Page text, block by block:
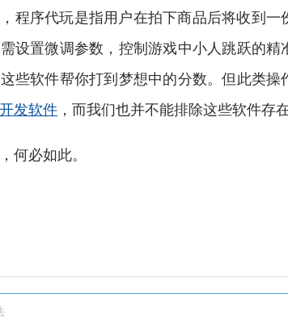
序代玩是指用户在拍下商品后将收到一
设置微调参数，控制游戏中小人跳跃的
些软件帮你打到梦想中的分数。但此类
开发软件 ，而我们也并不能排除这些软件存
必如此。